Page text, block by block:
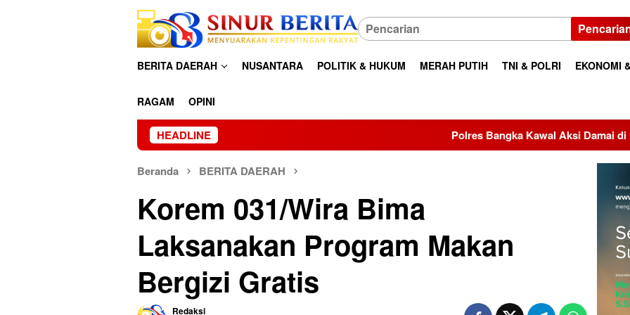
BERITA DAERAH NUSANTARA POLITIK & HUKUM MERAH PUTIH TNI & POLRI EKONOMI
RAGAM OPINI
HEADLINE Polres Bangka Kawal Aksi Damai di Kantor Bupati, Aspirasi
Beranda BERITA DAERAH
Korem 031/Wira Bima
Laksanakan Program Makan
Bergizi Gratis
Redaksi